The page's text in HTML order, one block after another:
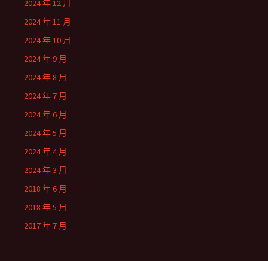
2024 年 12 月
2024 年 11 月
2024 年 10 月
2024 年 9 月
2024 年 8 月
2024 年 7 月
2024 年 6 月
2024 年 5 月
2024 年 4 月
2024 年 3 月
2018 年 6 月
2018 年 5 月
2017 年 7 月